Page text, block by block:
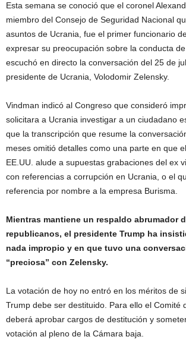
Esta semana se conoció que el coronel
miembro del Consejo de Seguridad Nacional
asuntos de Ucrania, fue el primer funcionario
expresar su preocupación sobre la conducta
escuchó en directo la conversación del 25 de
presidente de Ucrania, Volodomir Zelensky.
Vindman indicó al Congreso que consideró
solicitara a Ucrania investigar a un ciudadano
que la transcripción que resume la
meses omitió detalles como una parte en que
EE.UU. alude a supuestas grabaciones del ex
con referencias a corrupción en Ucrania, o el
referencia por nombre a la empresa Burisma.
Mientras mantiene un respaldo abrumador
republicanos, el presidente Trump ha
nada impropio y en que tuvo una
“preciosa” con Zelensky.
La votación de hoy no entró en los méritos de
Trump debe ser destituido. Para ello el Comité
deberá aprobar cargos de destitución y
votación al pleno de la Cámara baja.